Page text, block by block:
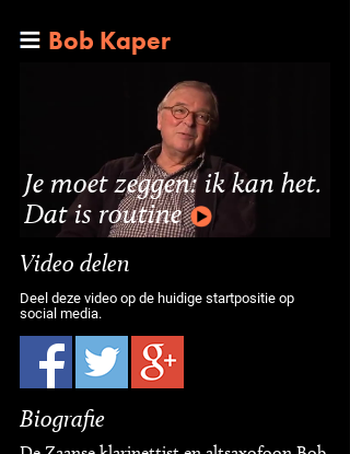
Bob Kaper
Je moet zeggen: ik kan het.
Dat is routine
Video delen
Deel deze video op de huidige startpositie op
social media.
Biografie